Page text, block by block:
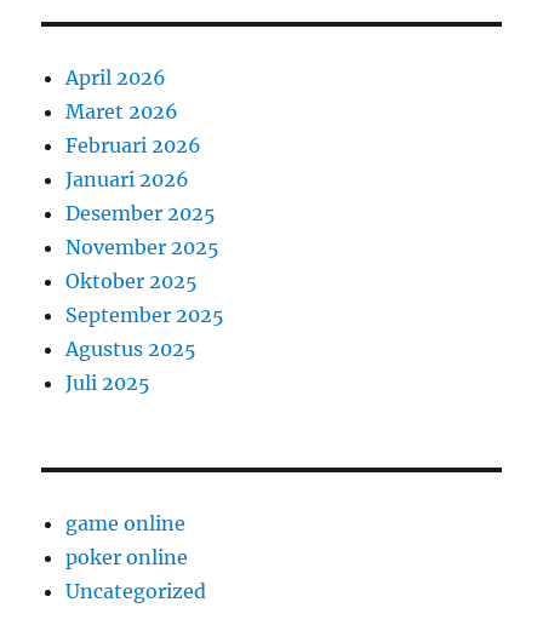
April 2026
Maret 2026
Februari 2026
Januari 2026
Desember 2025
November 2025
Oktober 2025
September 2025
Agustus 2025
Juli 2025
game online
poker online
Uncategorized